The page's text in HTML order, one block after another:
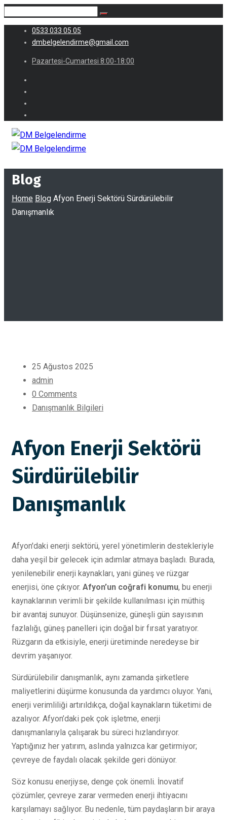
0533 033 05 05
dmbelgelendirme@gmail.com
Pazartesi-Cumartesi 8:00-18:00
Blog
Home Blog Afyon Enerji Sektörü Sürdürülebilir
Danışmanlık
25 Ağustos 2025
admin
0 Comments
Danışmanlık Bilgileri
Afyon Enerji Sektörü
Sürdürülebilir
Danışmanlık
Afyon'daki enerji sektörü, yerel yönetimlerin destekleriyle
daha yeşil bir gelecek için adımlar atmaya başladı. Burada,
yenilenebilir enerji kaynakları, yani güneş ve rüzgar
enerjisi, öne çıkıyor. Afyon’un coğrafi konumu, bu enerji
kaynaklarının verimli bir şekilde kullanılması için müthiş
bir avantaj sunuyor. Düşünsenize, güneşli gün sayısının
fazlalığı, güneş panelleri için doğal bir fırsat yaratıyor.
Rüzgarın da etkisiyle, enerji üretiminde neredeyse bir
devrim yaşanıyor.
Sürdürülebilir danışmanlık, aynı zamanda şirketlere
maliyetlerini düşürme konusunda da yardımcı oluyor. Yani,
enerji verimliliği artırıldıkça, doğal kaynakların tüketimi de
azalıyor. Afyon’daki pek çok işletme, enerji
danışmanlarıyla çalışarak bu süreci hızlandırıyor.
Yaptığınız her yatırım, aslında yalnızca kar getirmiyor;
çevreye de faydalı olacak şekilde geri dönüyor.
Söz konusu enerjiyse, denge çok önemli. İnovatif
çözümler, çevreye zarar vermeden enerji ihtiyacını
karşılamayı sağlıyor. Bu nedenle, tüm paydaşların bir araya